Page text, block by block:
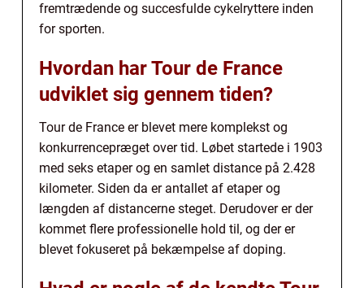
fremtrædende og succesfulde cykelryttere inden
for sporten.
Hvordan har Tour de France
udviklet sig gennem tiden?
Tour de France er blevet mere komplekst og
konkurrencepræget over tid. Løbet startede i 1903
med seks etaper og en samlet distance på 2.428
kilometer. Siden da er antallet af etaper og
længden af distancerne steget. Derudover er der
kommet flere professionelle hold til, og der er
blevet fokuseret på bekæmpelse af doping.